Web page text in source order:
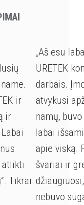
ir
ir
atlikti
Tikrai
„Aš esu
URETEK
darbais.
atvykusi
namų,
labai
apie viską.
švariai ir
nebuvo